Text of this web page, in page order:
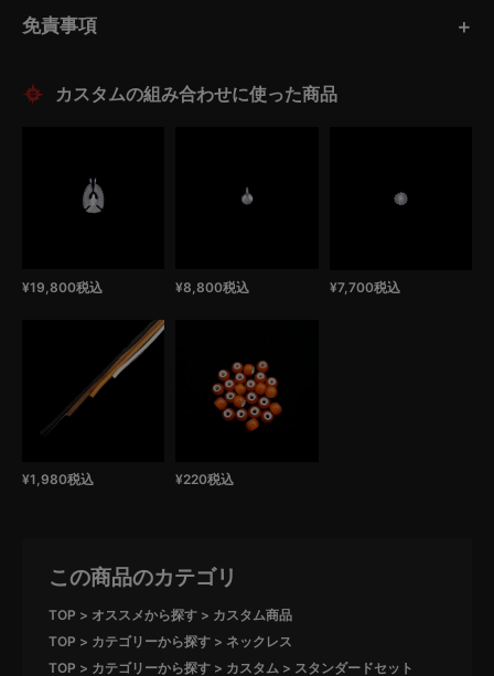
免責事項
¥19,800税込 ¥8,800税込 ¥7,700税込
¥1,980税込 ¥220税込
この商品のカテゴリ
TOP オススメから探す
カスタム商品
TOP
カテゴリーから探す
ネックレス
TOP
カテゴリーから探す カスタム スタンダードセット